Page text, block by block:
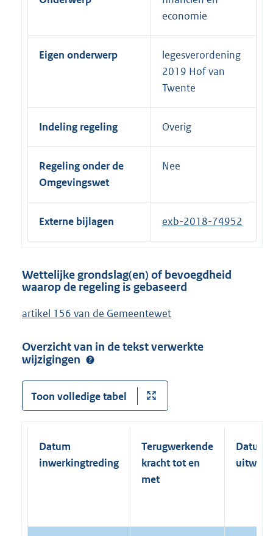
economie
Eigen onderwerp
legesverordening
2019 Hof van
Twente
Indeling regeling Overig
Regeling onder de
Omgevingswet
Nee
Externe bijlagen exb-2018-74952
Wettelijke grondslag(en) of bevoegdheid
waarop de regeling is gebaseerd
artikel 156 van de Gemeentewet
Overzicht van in de tekst verwerkte
wijzigingen
Toon volledige tabel
Datum
inwerkingtreding
Terugwerkende
kracht tot en
met
Datum